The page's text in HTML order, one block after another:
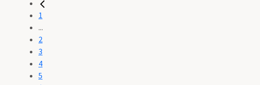
1
...
2
3
4
5